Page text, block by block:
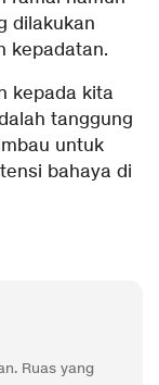
dilakukan
kepadatan.
kepada kita
tanggung
untuk
bahaya di
Ruas yang